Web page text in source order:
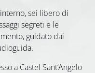
sei libero di
segreti e le
guidato dai
a Castel Sant’Angelo